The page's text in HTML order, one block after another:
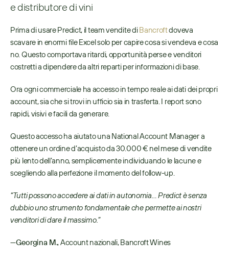
e distributore di vini
Prima di usare Predict, il team vendite di Bancroft doveva
scavare in enormi file Excel solo per capire cosa si vendeva e cosa
no. Questo comportava ritardi, opportunità perse e venditori
costretti a dipendere da altri reparti per informazioni di base.
Ora ogni commerciale ha accesso in tempo reale ai dati dei propri
account, sia che si trovi in ufficio sia in trasferta. I report sono
rapidi, visivi e facili da generare.
Questo accesso ha aiutato una National Account Manager a
ottenere un ordine d’acquisto da 30.000 € nel mese di vendite
più lento dell’anno, semplicemente individuando le lacune e
scegliendo alla perfezione il momento del follow-up.
“Tutti possono accedere ai dati in autonomia… Predictè senza
dubbio uno strumento fondamentale che permette ai nostri
venditori di dare il massimo.”
—Georgina M., Account nazionali, Bancroft Wines